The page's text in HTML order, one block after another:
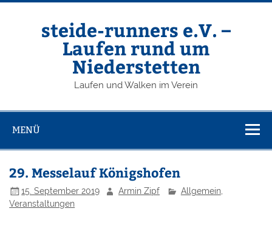
Zum
steide-runners e.V. –
Laufen rund um
Niederstetten
Laufen und Walken im Verein
MENÜ
29. Messelauf Königshofen
15. September 2019 Armin Zipf Allgemein,
Veranstaltungen